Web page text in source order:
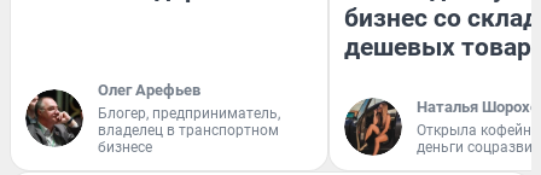
Олег Арефьев
Блогер, предприниматель,
владелец в транспортном
бизнесе
бизнес со
дешевых
Наталья
Открыла
деньги